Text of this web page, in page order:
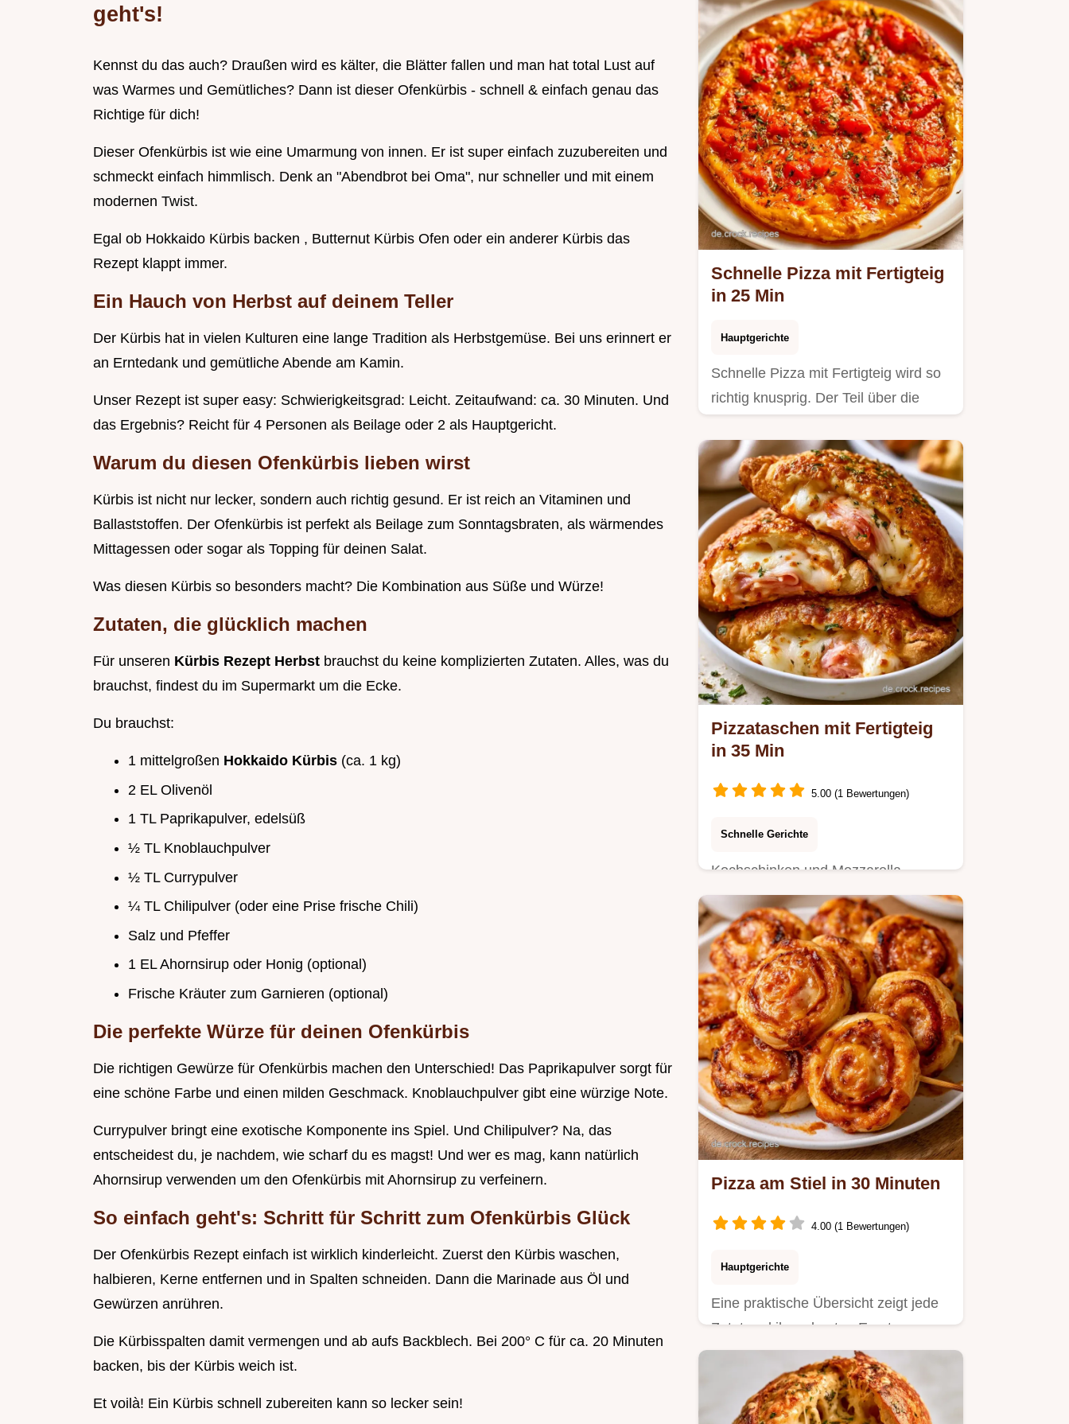
geht's!
Kennst du das auch? Draußen wird es kälter, die Blätter fallen und man hat total Lust auf
was Warmes und Gemütliches? Dann ist dieser Ofenkürbis - schnell & einfach genau das
Richtige für dich!
Dieser Ofenkürbis ist wie eine Umarmung von innen. Er ist super einfach zuzubereiten und
schmeckt einfach himmlisch. Denk an "Abendbrot bei Oma", nur schneller und mit einem
modernen Twist.
Egal ob Hokkaido Kürbis backen , Butternut Kürbis Ofen oder ein anderer Kürbis das
Rezept klappt immer.
Ein Hauch von Herbst auf deinem Teller
Der Kürbis hat in vielen Kulturen eine lange Tradition als Herbstgemüse. Bei uns erinnert er
an Erntedank und gemütliche Abende am Kamin.
Unser Rezept ist super easy: Schwierigkeitsgrad: Leicht. Zeitaufwand: ca. 30 Minuten. Und
das Ergebnis? Reicht für 4 Personen als Beilage oder 2 als Hauptgericht.
Warum du diesen Ofenkürbis lieben wirst
Kürbis ist nicht nur lecker, sondern auch richtig gesund. Er ist reich an Vitaminen und
Ballaststoffen. Der Ofenkürbis ist perfekt als Beilage zum Sonntagsbraten, als wärmendes
Mittagessen oder sogar als Topping für deinen Salat.
Was diesen Kürbis so besonders macht? Die Kombination aus Süße und Würze!
Zutaten, die glücklich machen
Für unseren Kürbis Rezept Herbst brauchst du keine komplizierten Zutaten. Alles, was du
brauchst, findest du im Supermarkt um die Ecke.
Du brauchst:
1 mittelgroßen Hokkaido Kürbis (ca. 1 kg)
2 EL Olivenöl
1 TL Paprikapulver, edelsüß
½ TL Knoblauchpulver
½ TL Currypulver
¼ TL Chilipulver (oder eine Prise frische Chili)
Salz und Pfeffer
1 EL Ahornsirup oder Honig (optional)
Frische Kräuter zum Garnieren (optional)
Die perfekte Würze für deinen Ofenkürbis
Die richtigen Gewürze für Ofenkürbis machen den Unterschied! Das Paprikapulver sorgt für
eine schöne Farbe und einen milden Geschmack. Knoblauchpulver gibt eine würzige Note.
Currypulver bringt eine exotische Komponente ins Spiel. Und Chilipulver? Na, das
entscheidest du, je nachdem, wie scharf du es magst! Und wer es mag, kann natürlich
Ahornsirup verwenden um den Ofenkürbis mit Ahornsirup zu verfeinern.
So einfach geht's: Schritt für Schritt zum Ofenkürbis Glück
Der Ofenkürbis Rezept einfach ist wirklich kinderleicht. Zuerst den Kürbis waschen,
halbieren, Kerne entfernen und in Spalten schneiden. Dann die Marinade aus Öl und
Gewürzen anrühren.
Die Kürbisspalten damit vermengen und ab aufs Backblech. Bei 200° C für ca. 20 Minuten
backen, bis der Kürbis weich ist.
Et voilà! Ein Kürbis schnell zubereiten kann so lecker sein!
Schnelle Pizza mit Fertigteig
in 25 Min
Hauptgerichte
Schnelle Pizza mit Fertigteig wird so
richtig knusprig. Der Teil über die
Pizzataschen mit Fertigteig
in 35 Min
5.00 (1 Bewertungen)
Schnelle Gerichte
Kochschinken und Mozzarella
machen diese Pizzataschen mit
Fertigteig besonders saftig.
Pizza am Stiel in 30 Minuten
4.00 (1 Bewertungen)
Hauptgerichte
Eine praktische Übersicht zeigt jede
Zutat und ihren besten Ersatz.